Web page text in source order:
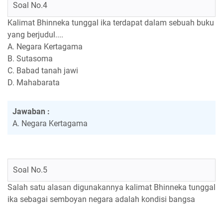
Soal No.4
Kalimat Bhinneka tunggal ika terdapat dalam sebuah buku
yang berjudul....
A. Negara Kertagama
B. Sutasoma
C. Babad tanah jawi
D. Mahabarata
Jawaban :
A. Negara Kertagama
Soal No.5
Salah satu alasan digunakannya kalimat Bhinneka tunggal
ika sebagai semboyan negara adalah kondisi bangsa